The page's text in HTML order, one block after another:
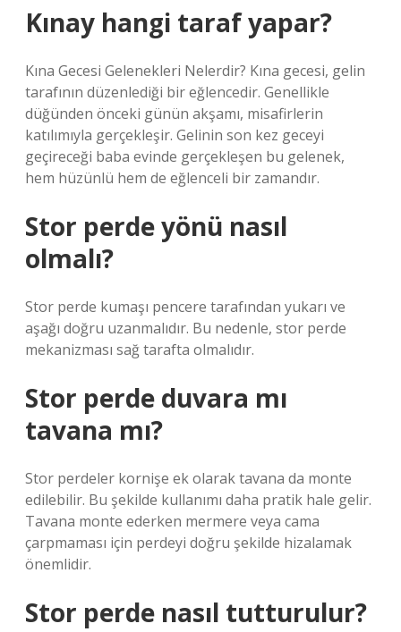
Kınay hangi taraf yapar?
Kına Gecesi Gelenekleri Nelerdir? Kına gecesi, gelin
tarafının düzenlediği bir eğlencedir. Genellikle
düğünden önceki günün akşamı, misafirlerin
katılımıyla gerçekleşir. Gelinin son kez geceyi
geçireceği baba evinde gerçekleşen bu gelenek,
hem hüzünlü hem de eğlenceli bir zamandır.
Stor perde yönü nasıl
olmalı?
Stor perde kumaşı pencere tarafından yukarı ve
aşağı doğru uzanmalıdır. Bu nedenle, stor perde
mekanizması sağ tarafta olmalıdır.
Stor perde duvara mı
tavana mı?
Stor perdeler kornişe ek olarak tavana da monte
edilebilir. Bu şekilde kullanımı daha pratik hale gelir.
Tavana monte ederken mermere veya cama
çarpmaması için perdeyi doğru şekilde hizalamak
önemlidir.
Stor perde nasıl tutturulur?